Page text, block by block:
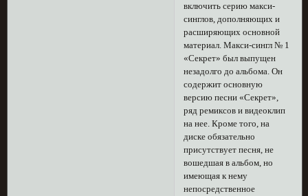
включить серию макси-
синглов, дополняющих и
расширяющих основной
материал. Макси-сингл № 1
«Секрет» был выпущен
незадолго до альбома. Он
содержит основную
версию песни «Секрет»,
ряд ремиксов и видеоклип
на нее. Кроме того, на
диске обязательно
присутствует песня, не
вошедшая в альбом, но
имеющая к нему
непосредственное